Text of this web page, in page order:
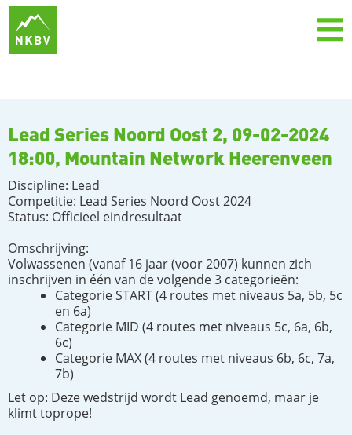
Lead Series Noord Oost 2, 09-02-2024
18:00, Mountain Network Heerenveen
Discipline: Lead
Competitie: Lead Series Noord Oost 2024
Status: Officieel eindresultaat
Omschrijving:
Volwassenen (vanaf 16 jaar (voor 2007) kunnen zich
inschrijven in één van de volgende 3 categorieën:
Categorie START (4 routes met niveaus 5a, 5b, 5c
en 6a)
Categorie MID (4 routes met niveaus 5c, 6a, 6b,
6c)
Categorie MAX (4 routes met niveaus 6b, 6c, 7a,
7b)
Let op: Deze wedstrijd wordt Lead genoemd, maar je
klimt toprope!